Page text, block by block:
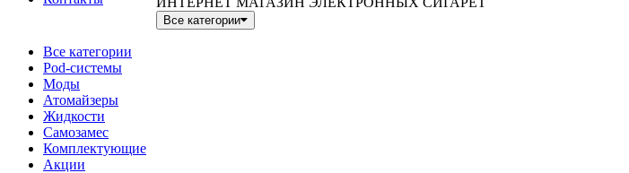
Все категории
Все категории
Pod-системы
Моды
Атомайзеры
Жидкости
Самозамес
Комплектующие
Акции